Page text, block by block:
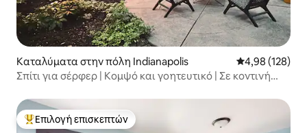
Καταλύματα στην πόλη Indianapolis Μέση
4,98 (128)
Σπίτι για σέρφερ | Κομψό και γοητευτικό | Σε κοντινή
Κορυφαία επιλογή επισκεπτών
Επιλογή επισκεπτών